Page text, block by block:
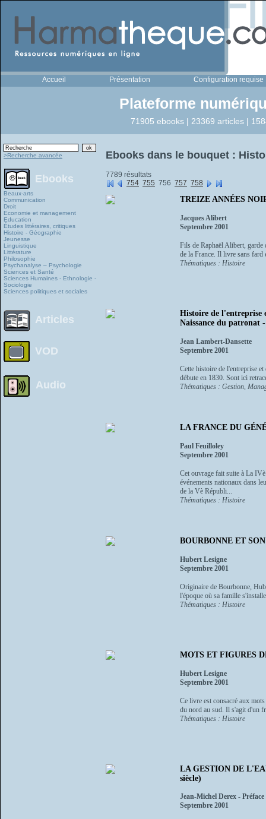
Accueil Présentation Configuration requise
Plateforme
71905 ebooks | 23369 articles |
>Recherche avancée
Ebooks
Beaux-arts
Communication
Droit
Economie et management
Education
Études littéraires, critiques
Histoire - Géographie
Jeunesse
Linguistique
Littérature
Philosophie
Psychanalyse – Psychologie
Sciences et Santé
Sciences Humaines - Ethnologie -
Sociologie
Sciences politiques et sociales
Articles
VOD
Audio
Ebooks dans le bouquet :
7789 résultats
754 755 756 757 758
TREIZE ANNÉES
Jacques Alibert
Septembre 2001
Fils de Raphaël Alibert, garde
de la France. Il livre sans fard
Thématiques : Histoire
Histoire de l'entreprise
Naissance du patronat
Jean Lambert-Dansette
Septembre 2001
Cette histoire de l'entreprise
débute en 1830. Sont ici
Thématiques : Gestion,
LA FRANCE DU
Paul Feuilloley
Septembre 2001
Cet ouvrage fait suite à La
événements nationaux dans
de la Vè Républi...
Thématiques : Histoire
BOURBONNE ET
Hubert Lesigne
Septembre 2001
Originaire de Bourbonne,
l'époque où sa famille
Thématiques : Histoire
MOTS ET FIGURES
Hubert Lesigne
Septembre 2001
Ce livre est consacré aux
du nord au sud. Il s'agit d'un
Thématiques : Histoire
LA GESTION DE
siècle)
Jean-Michel Derex -
Septembre 2001